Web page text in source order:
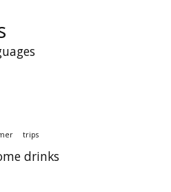
trips
drinks